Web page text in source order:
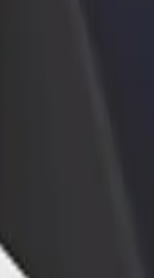
Tavā pilsētā un
Lejupielādēt lietotni